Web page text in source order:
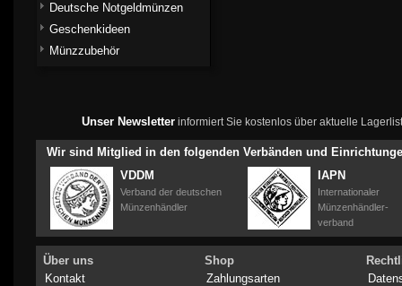
Deutsche Notgeldmünzen
Geschenkideen
Münzzubehör
Unser Newsletterinformiert Sie kostenlos über aktuelle
Wir sind Mitglied in den folgenden Verbänden und
VDDM
Verband der deutschen
Münzenhändler
IAPN
Internationaler
Münzenhändler-
verband
Über uns
Kontakt
Shop
Zahlungsarten